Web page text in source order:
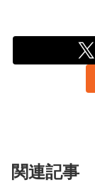
関連記事